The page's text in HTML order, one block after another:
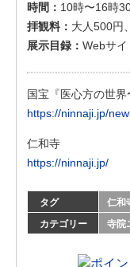
時間： 10時〜16時
拝観料： 大人500円
展示目録： Webサイ
国宝『医心方の世界
https://ninnaji.jp/
仁和寺
https://ninnaji.jp/
タグ
仁和
カテゴリー
寺院